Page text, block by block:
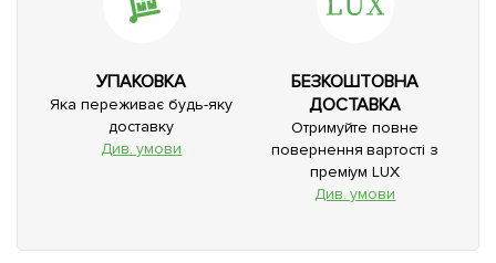
УПАКОВКА
Яка переживає будь-яку
доставку
Див. умови
БЕЗКОШТОВНА
ДОСТАВКА
Отримуйте повне
повернення вартості з
преміум LUX
Див. умови